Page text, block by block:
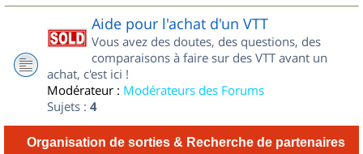
Aide pour l'achat d'un VTT
Vous avez des doutes, des questions, des
comparaisons à faire sur des VTT avant un
achat, c'est ici !
Modérateur : Modérateurs des Forums
Sujets : 4
Organisation de sorties & Recherche de partenaires